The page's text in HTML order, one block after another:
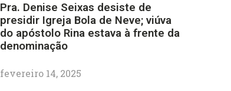
Pra. Denise Seixas desiste de
presidir Igreja Bola de Neve; viúva
do apóstolo Rina estava à frente da
denominação
fevereiro 14, 2025